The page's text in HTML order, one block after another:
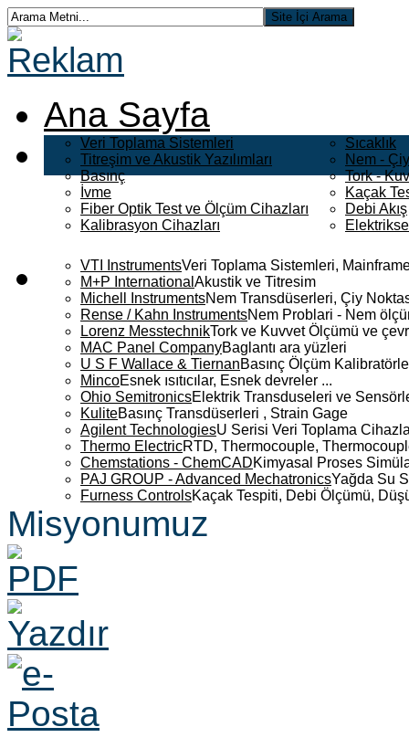
Ana Sayfa
Veri Toplama Sistemleri
Titreşim ve Akustik Yazılımları
Basınç
İvme
Fiber Optik Test ve Ölçüm Cihazları
Kalibrasyon Cihazları
Sıcaklık
Nem -
Tork -
Kaçak
Debi Akış
VTI InstrumentsVeri Toplama Sistemleri,
M+P International Akustik ve Titresim
Michell InstrumentsNem Transdüserleri, Çiy
Rense / Kahn InstrumentsNem Problari - Nem
Lorenz MesstechnikTork ve Kuvvet Ölçümü ve
MAC Panel CompanyBaglantı ara yüzleri
U S F Wallace & TiernanBasınç Ölçüm
MincoEsnek ısıtıcılar, Esnek devreler ...
Ohio SemitronicsElektrik Transduseleri ve
KuliteBasınç Transdüserleri , Strain Gage
Agilent TechnologiesU Serisi Veri Toplama
Thermo ElectricRTD, Thermocouple,
Chemstations - ChemCADKimyasal Proses
PAJ GROUP - Advanced MechatronicsYağda Su
Furness ControlsKaçak Tespiti, Debi Ölçümü,
Misyonumuz